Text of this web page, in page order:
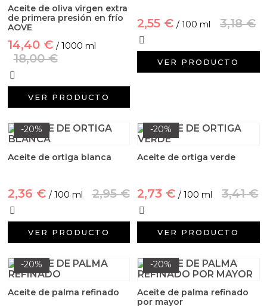
Aceite de oliva virgen extra
de primera presión en frío
AOVE
14,40 € / 1000 ml
18,00 €
VER PRODUCTO
2,55 € / 100 ml 3,18 €
VER PRODUCTO
-20%
Aceite de ortiga blanca
2,36 € / 100 ml 2,95 €
VER PRODUCTO
-20%
Aceite de ortiga verde
2,73 € / 100 ml 3,41 €
VER PRODUCTO
-20%
Aceite de palma refinado
-20%
Aceite de palma refinado
por mayor
Arcillas
Aditivos para jabón y Cosmética
Accesorios
Libros y revistas diy
Conchas, caracolas y estrellas de mar
Materiales para detalles hechos a mano
Huerto ecologico
Arenas de colores